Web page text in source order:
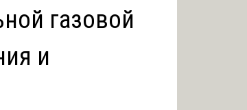
газовой
и